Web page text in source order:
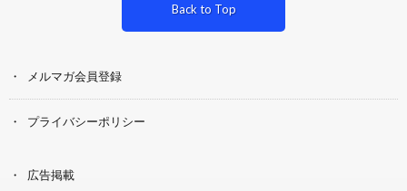
Back to Top
メルマガ会員登録
プライバシーポリシー
広告掲載